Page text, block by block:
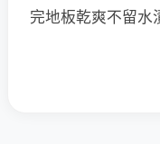
完地板乾爽不留水